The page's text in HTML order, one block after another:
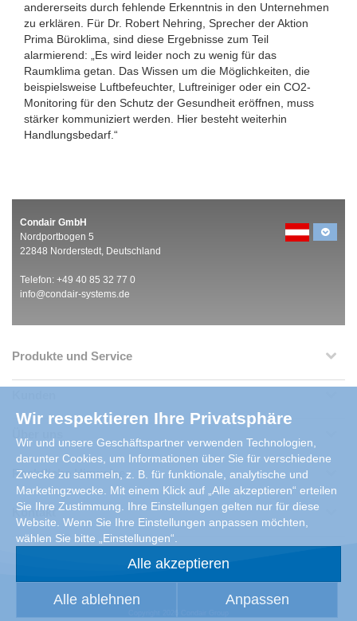
andererseits durch fehlende Erkenntnis in den Unternehmen
zu erklären. Für Dr. Robert Nehring, Sprecher der Aktion
Prima Büroklima, sind diese Ergebnisse zum Teil
alarmierend: „Es wird leider noch zu wenig für das
Raumklima getan. Das Wissen um die Möglichkeiten, die
beispielsweise Luftbefeuchter, Luftreiniger oder ein CO2-
Monitoring für den Schutz der Gesundheit eröffnen, muss
stärker kommuniziert werden. Hier besteht weiterhin
Handlungsbedarf.“
Condair GmbH
Nordportbogen 5
22848 Norderstedt, Deutschland
Telefon: +49 40 85 32 77 0
info@condair-systems.de
Produkte und Service
Rechtliche Hinweise
Kontakt
Wir respektieren Ihre Privatsphäre
Wir und unsere Geschäftspartner verwenden Technologien,
darunter Cookies, um Informationen über Sie für verschiedene
Zwecke zu sammeln, z. B. für funktionale, analytische und
Marketingzwecke. Mit einem Klick auf „Alle akzeptieren“ erteilen
Sie Ihre Zustimmung. Ihre Einstellungen gelten nur für diese
Website. Wenn Sie Ihre Einstellungen anpassen möchten,
wählen Sie bitte „Einstellungen“.
Alle akzeptieren
Alle ablehnen Anpassen